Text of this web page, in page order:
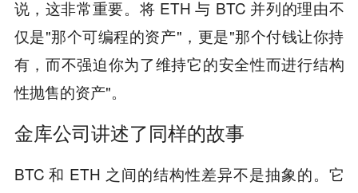
说，这非常重要。将 ETH 与 BTC 并列的理由不
仅是"那个可编程的资产"，更是"那个付钱让你持
有，而不强迫你为了维持它的安全性而进行结构
性抛售的资产"。
金库公司讲述了同样的故事
BTC 和 ETH 之间的结构性差异不是抽象的。它